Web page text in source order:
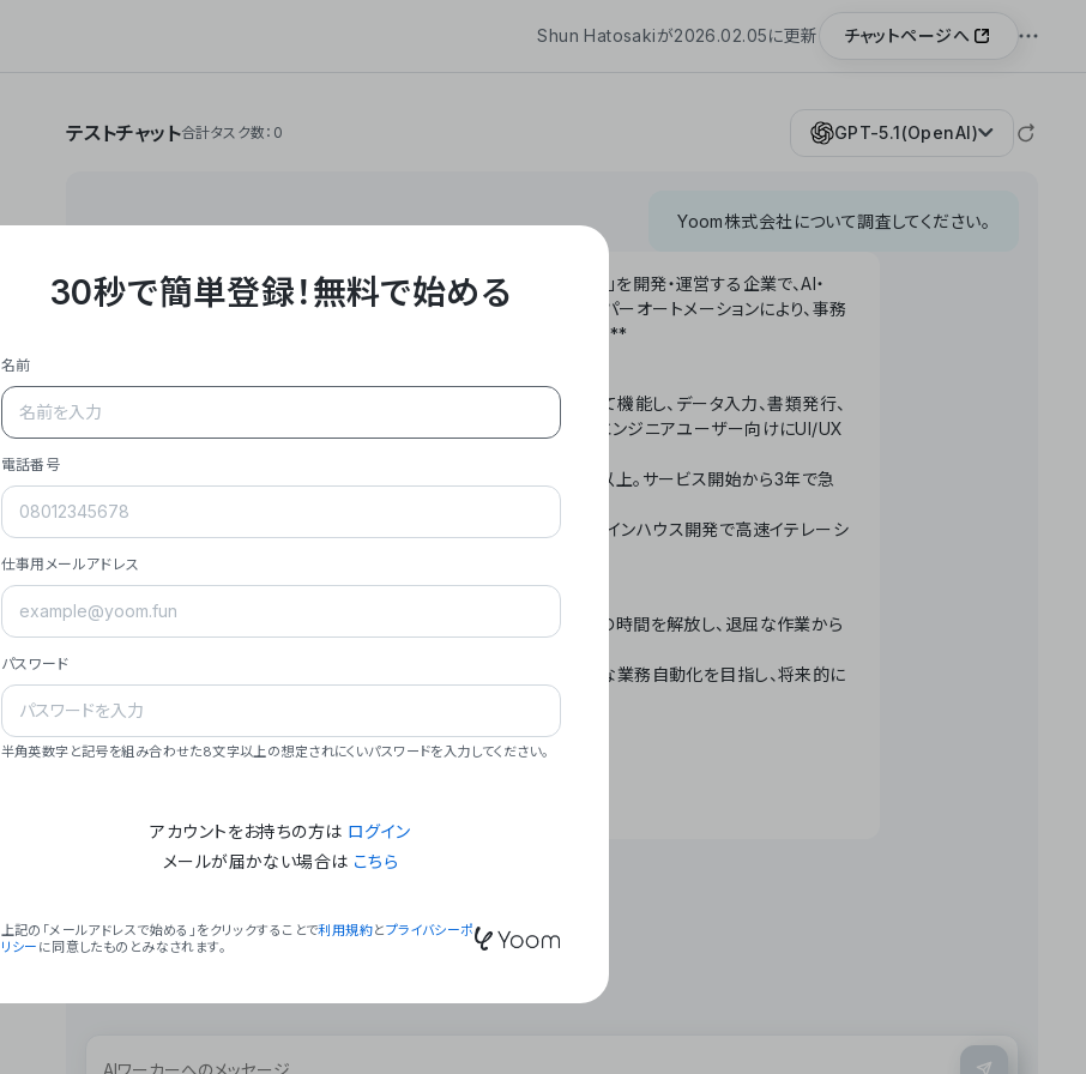
Shun Hatosakiが2026.02.05に更新 チャットページへ
テストチャット合計タスク数：0 GPT-5.1(OpenAI)
Yoom株式会社について調査してください。
**Yoom株式会社は、ビジネスオートメーションSaaS「Yoom」を開発・運営する企業で、AI・
API・RPA・OCRなどの技術をノーコードで組み合わせたハイパーオートメーションにより、事務
作業やデスクワークを自動化するサービスを提供しています。**
- **主力プロダクト「Yoom」**: SaaS連携データベースとして機能し、データ入力、書類発行、
メール対応、請求書処理、日報作成などの業務を自動化。非エンジニアユーザー向けにUI/UX
- **実績**: 国内利用社数20,000社超、直近成長率300%以上。サービス開始から3年で急
- **強み**: すべての自動化技術を1プラットフォームで完結。インハウス開発で高速イテレーシ
- **ミッション**: 「We Make Time」 – テクノロジーで人々の時間を解放し、退屈な作業から
- **ビジョン**: 「Global Business Automation」 – 世界的な業務自動化を目指し、将来的に
### 会社概要
30秒で簡単登録！無料で始める
名前
電話番号
仕事用メールアドレス
パスワード
半角英数字と記号を組み合わせた8文字以上の想定されにくいパスワードを入力してください。
アカウントをお持ちの方は ログイン
メールが届かない場合は こちら
上記の「メールアドレスで始める」をクリックすることで利用規約とプライバシーポ
リシー に同意したものとみなされます。